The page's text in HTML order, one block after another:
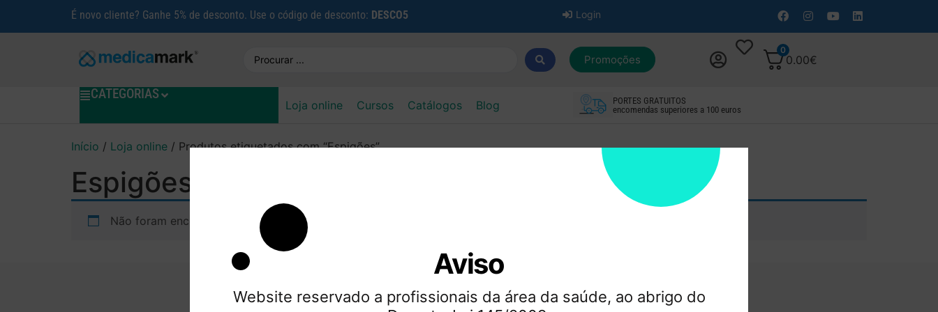
É novo cliente? Ganhe 5% de desconto. Use o código de desconto: DESCO5 Login
Promoções
0
0.00€
CATEGORIAS
Loja online Cursos Catálogos Blog
PORTES GRATUITOS
encomendas superiores a 100 euros
Início / Loja online / Produtos etiquetados com “Espigões”
Espigões
Não foram encontrados produtos correspondentes à sua pesquisa.
Aviso
Website reservado a profissionais da área da saúde, ao abrigo do